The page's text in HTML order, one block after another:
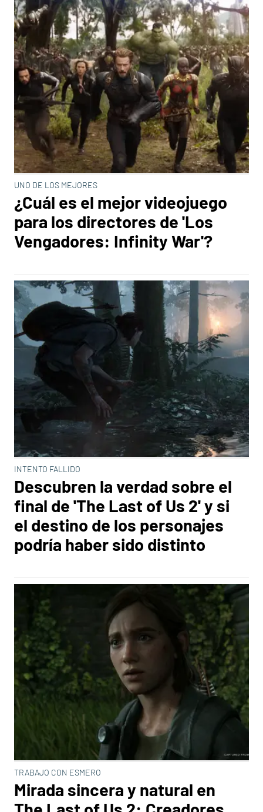
UNO DE LOS MEJORES
¿Cuál es el mejor videojuego
para los directores de 'Los
Vengadores: Infinity War'?
INTENTO FALLIDO
Descubren la verdad sobre el
final de 'The Last of Us 2' y si
el destino de los personajes
podría haber sido distinto
TRABAJO CON ESMERO
Mirada sincera y natural en